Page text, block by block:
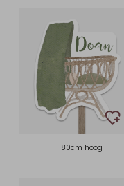
80cm hoog